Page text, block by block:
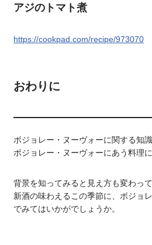
アジのトマト煮
https://cookpad.com/recipe/973070
おわりに
ボジョレー・ヌーヴォーに関する知
ボジョレー・ヌーヴォーにあう料理
背景を知ってみると見え方も変わっ
新酒の味わえるこの季節に、ボジョ
でみてはいかがでしょうか。